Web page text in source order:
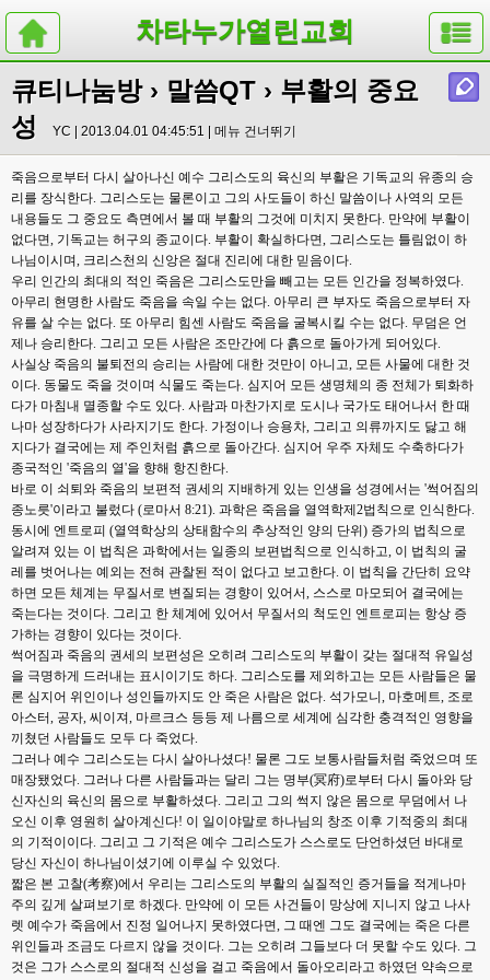
차타누가열린교회
큐티나눔방› 말씀QT › 부활의 중요
성
YC | 2013.04.01 04:45:51 | 메뉴 건너뛰기
죽음으로부터 다시 살아나신 예수 그리스도의 육신의 부활은 기독교의 유종의 승
리를 장식한다. 그리스도는 물론이고 그의 사도들이 하신 말씀이나 사역의 모든
내용들도 그 중요도 측면에서 볼 때 부활의 그것에 미치지 못한다. 만약에 부활이
없다면, 기독교는 허구의 종교이다. 부활이 확실하다면, 그리스도는 틀림없이 하
나님이시며, 크리스천의 신앙은 절대 진리에 대한 믿음이다.
우리 인간의 최대의 적인 죽음은 그리스도만을 빼고는 모든 인간을 정복하였다.
아무리 현명한 사람도 죽음을 속일 수는 없다. 아무리 큰 부자도 죽음으로부터 자
유를 살 수는 없다. 또 아무리 힘센 사람도 죽음을 굴복시킬 수는 없다. 무덤은 언
제나 승리한다. 그리고 모든 사람은 조만간에 다 흙으로 돌아가게 되어있다.
사실상 죽음의 불퇴전의 승리는 사람에 대한 것만이 아니고, 모든 사물에 대한 것
이다. 동물도 죽을 것이며 식물도 죽는다. 심지어 모든 생명체의 종 전체가 퇴화하
다가 마침내 멸종할 수도 있다. 사람과 마찬가지로 도시나 국가도 태어나서 한 때
나마 성장하다가 사라지기도 한다. 가정이나 승용차, 그리고 의류까지도 닳고 해
지다가 결국에는 제 주인처럼 흙으로 돌아간다. 심지어 우주 자체도 수축하다가
종국적인 '죽음의 열'을 향해 항진한다.
바로 이 쇠퇴와 죽음의 보편적 권세의 지배하게 있는 인생을 성경에서는 '썩어짐의
종노릇'이라고 불렀다 (로마서 8:21). 과학은 죽음을 열역학제2법칙으로 인식한다.
동시에 엔트로피 (열역학상의 상태함수의 추상적인 양의 단위) 증가의 법칙으로
알려져 있는 이 법칙은 과학에서는 일종의 보편법칙으로 인식하고, 이 법칙의 굴
레를 벗어나는 예외는 전혀 관찰된 적이 없다고 보고한다. 이 법칙을 간단히 요약
하면 모든 체계는 무질서로 변질되는 경향이 있어서, 스스로 마모되어 결국에는
죽는다는 것이다. 그리고 한 체계에 있어서 무질서의 척도인 엔트로피는 항상 증
가하는 경향이 있다는 것이다.
썩어짐과 죽음의 권세의 보편성은 오히려 그리스도의 부활이 갖는 절대적 유일성
을 극명하게 드러내는 표시이기도 하다. 그리스도를 제외하고는 모든 사람들은 물
론 심지어 위인이나 성인들까지도 안 죽은 사람은 없다. 석가모니, 마호메트, 조로
아스터, 공자, 씨이져, 마르크스 등등 제 나름으로 세계에 심각한 충격적인 영향을
끼쳤던 사람들도 모두 다 죽었다.
그러나 예수 그리스도는 다시 살아나셨다! 물론 그도 보통사람들처럼 죽었으며 또
매장됐었다. 그러나 다른 사람들과는 달리 그는 명부(冥府)로부터 다시 돌아와 당
신자신의 육신의 몸으로 부활하셨다. 그리고 그의 썩지 않은 몸으로 무덤에서 나
오신 이후 영원히 살아계신다! 이 일이야말로 하나님의 창조 이후 기적중의 최대
의 기적이이다. 그리고 그 기적은 예수 그리스도가 스스로도 단언하셨던 바대로
당신 자신이 하나님이셨기에 이루실 수 있었다.
짧은 본 고찰(考察)에서 우리는 그리스도의 부활의 실질적인 증거들을 적게나마
주의 깊게 살펴보기로 하겠다. 만약에 이 모든 사건들이 망상에 지니지 않고 나사
렛 예수가 죽음에서 진정 일어나지 못하였다면, 그 때엔 그도 결국에는 죽은 다른
위인들과 조금도 다르지 않을 것이다. 그는 오히려 그들보다 더 못할 수도 있다. 그
것은 그가 스스로의 절대적 신성을 걸고 죽음에서 돌아오리라고 하였던 약속으로